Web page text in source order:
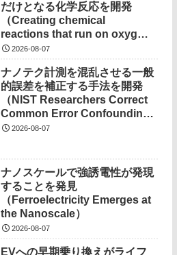
だけとなる化学反応を開発
（Creating chemical
reactions that run on oxygen,
produce only water as
2026-08-07
ナノテク計測を混乱させる一般
的誤差を補正する手法を開発
（NIST Researchers Correct
Common Error Confounding
Nanotech Measurements）
2026-08-07
ナノスケールで強誘電性が発現
することを発見
（Ferroelectricity Emerges at
the Nanoscale）
2026-08-07
EVへの早期乗り換えがライフ